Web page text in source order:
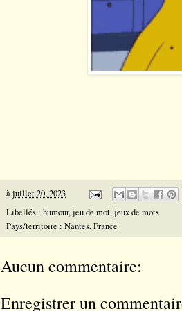
àjuillet 20, 2023
Libellés : humour,jeu de mot,jeux de mots
Pays/territoire : Nantes, France
Aucun commentaire:
Enregistrer un